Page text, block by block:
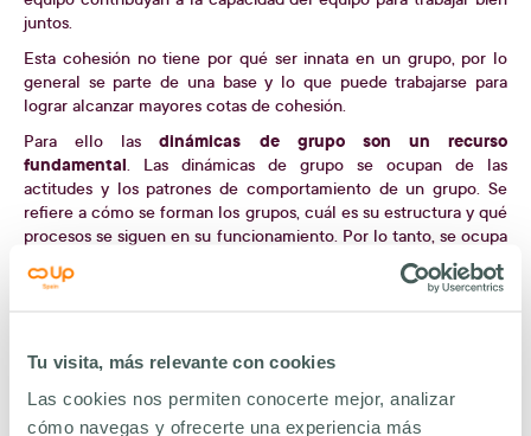
Tu visita, más relevante con cookies
Las cookies nos permiten conocerte mejor, analizar
cómo navegas y ofrecerte una experiencia más
juntos.
Esta cohesión no tiene por qué ser innata en un grupo, por lo
general se parte de una base y lo que puede trabajarse para
lograr alcanzar mayores cotas de cohesión.
Para ello lasdinámicas de grupo son un recurso
fundamental. Las dinámicas de grupo se ocupan de las
actitudes y los patrones de comportamiento de un grupo. Se
refiere a cómo se forman los grupos, cuál es su estructura y qué
procesos se siguen en su funcionamiento. Por lo tanto, se ocupa
de las interacciones y fuerzas que operan entre grupos.
Existen
dinámicas de grupo diseñadas para fomentar la
DINÁMICAS DE COHESIÓN GRUPAL EN EMPRESAS